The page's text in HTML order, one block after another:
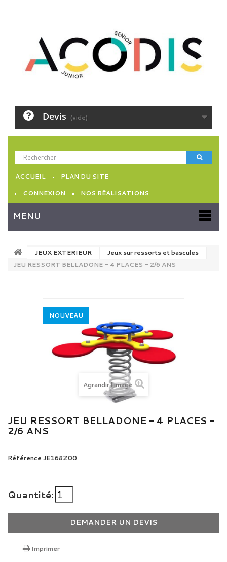
Devis (vide)
ACCUEIL
PLAN DU SITE
CONNEXION
NOS RÉALISATIONS
MENU
JEUX EXTERIEUR
Jeux sur ressorts et bascules
JEU RESSORT BELLADONE - 4 PLACES - 2/6 ANS
NOUVEAU
Agrandir l'image
JEU RESSORT BELLADONE - 4 PLACES -
2/6 ANS
Référence JE168Z00
Quantité:
DEMANDER UN DEVIS
Imprimer